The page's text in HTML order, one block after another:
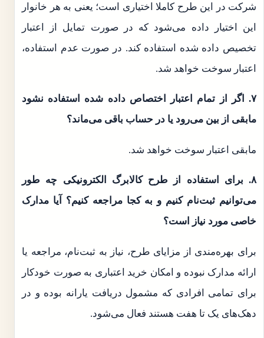
شرکت در این طرح کاملا اختیاری است؛ یعنی به هر خانوار
این اختیار داده می‌شود که در صورت تمایل از اعتبار
تخصیص داده شده استفاده کند. در صورت عدم استفاده،
اعتبار سوخت خواهد شد.
۷. اگر از تمام اعتبار اختصاص داده شده استفاده نشود
مابقی از بین می‌رود یا در حساب باقی می‌ماند؟
مابقی اعتبار سوخت خواهد شد.
۸. برای استفاده از طرح کالابرگ الکترونیکی چه طور
می‌توانیم ثبت‌نام کنیم و به کجا مراجعه کنیم؟ آیا مدارک
خاصی مورد نیاز است؟
برای بهره‌مندی از مزایای طرح، نیاز به ثبت‌نام، مراجعه یا
ارائه مدارک نبوده و امکان خرید اعتباری به صورت خودکار
برای تمامی افرادی که مشمول دریافت یارانه بوده و در
دهک‌های یک تا هفت هستند فعال می‌شود.